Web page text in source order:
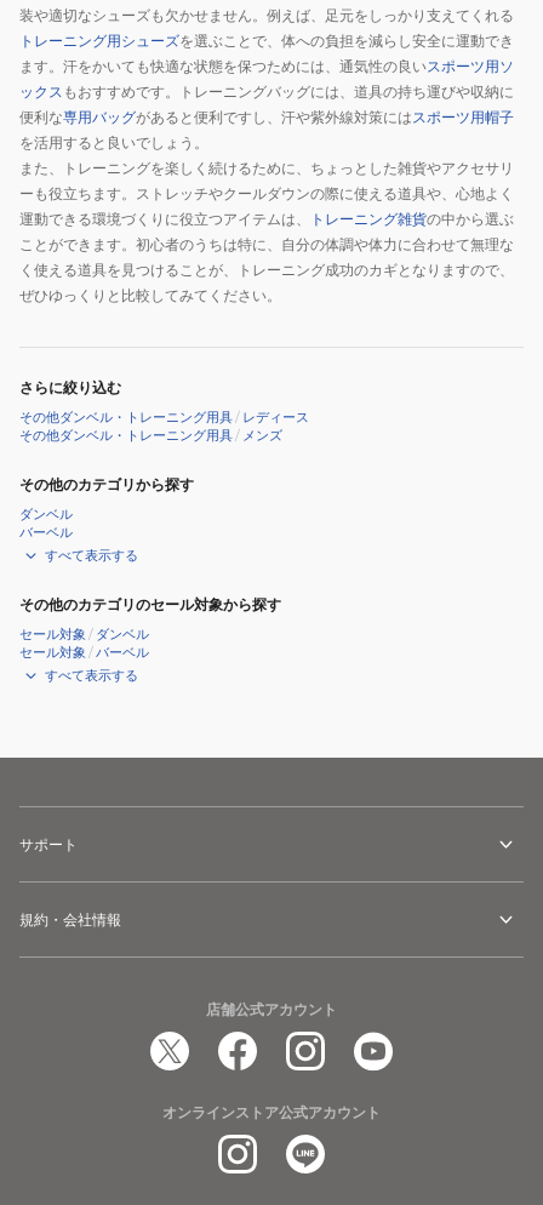
装や適切なシューズも欠かせません。例えば、足元をしっかり支えてくれる
トレーニング用シューズを選ぶことで、体への負担を減らし安全に運動でき
ます。汗をかいても快適な状態を保つためには、通気性の良いスポーツ用ソ
ックス もおすすめです。トレーニングバッグには、道具の持ち運びや収納に
便利な専用バッグがあると便利ですし、汗や紫外線対策にはスポーツ用帽子
を活用すると良いでしょう。
また、トレーニングを楽しく続けるために、ちょっとした雑貨やアクセサリ
ーも役立ちます。ストレッチやクールダウンの際に使える道具や、心地よく
運動できる環境づくりに役立つアイテムは、
トレーニング雑貨の中から選ぶ
ことができます。初心者のうちは特に、自分の体調や体力に合わせて無理な
く使える道具を見つけることが、トレーニング成功のカギとなりますので、
ぜひゆっくりと比較してみてください。
さらに絞り込む
その他ダンベル・トレーニング用具/ レディース
その他ダンベル・トレーニング用具/ メンズ
その他のカテゴリから探す
ダンベル
バーベル
すべて表示する
その他のカテゴリのセール対象から探す
セール対象 / ダンベル
セール対象 /バーベル
すべて表示する
サポート
規約・会社情報
店舗公式アカウント
オンラインストア公式アカウント